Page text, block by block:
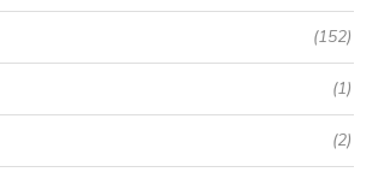
(152)
(1)
(2)